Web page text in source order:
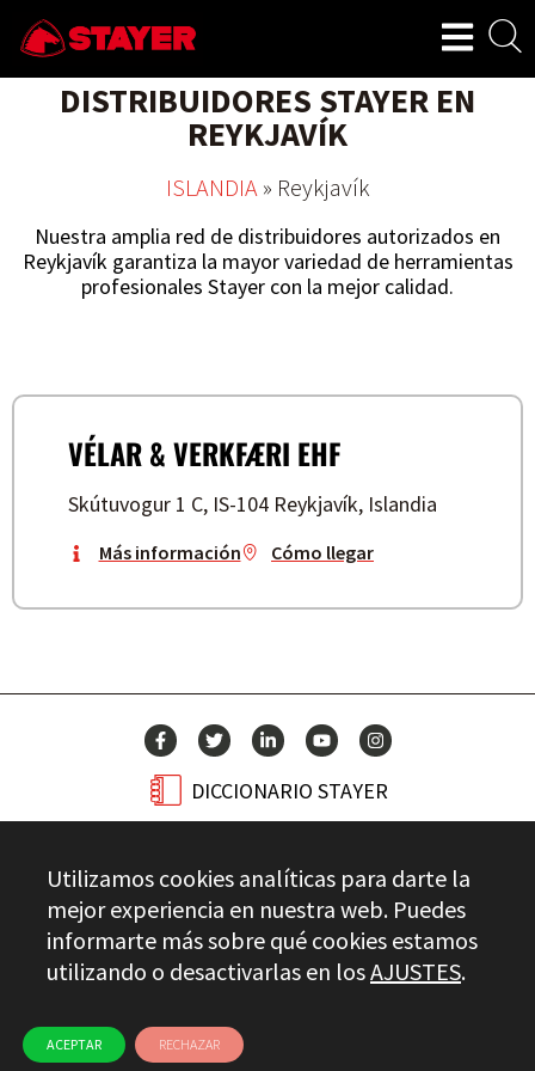
DISTRIBUIDORES STAYER EN
REYKJAVÍK
ISLANDIA» Reykjavík
Nuestra amplia red de distribuidores autorizados en
Reykjavík garantiza la mayor variedad de herramientas
profesionales Stayer con la mejor calidad.
VÉLAR & VERKFÆRI EHF
Skútuvogur 1 C, IS-104 Reykjavík, Islandia
Más información Cómo llegar
DICCIONARIO STAYER
CONTACTO
Stayer.es © 2026
PRIVACIDAD
CANAL ÉTICO
Utilizamos cookies analíticas para darte la
mejor experiencia en nuestra web. Puedes
informarte más sobre qué cookies estamos
utilizando o desactivarlas en losAJUSTES.
ACEPTAR RECHAZAR